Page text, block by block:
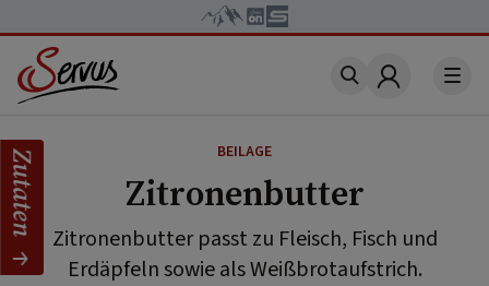
Account
BEILAGE
Zitronenbutter
Zitronenbutter passt zu Fleisch, Fisch und
Erdäpfeln sowie als Weißbrotaufstrich.
Zutaten